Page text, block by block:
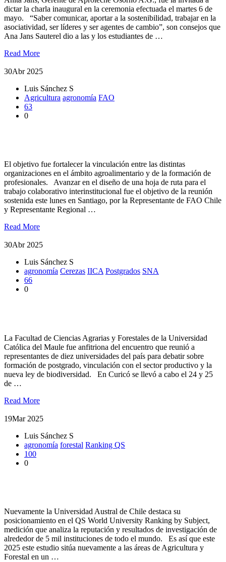
dictar la charla inaugural en la ceremonia efectuada el martes 6 de
mayo. “Saber comunicar, aportar a la sostenibilidad, trabajar en la
asociatividad, ser líderes y ser agentes de cambio”, son consejos que
Ana Jans Sauterel dio a las y los estudiantes de …
Read More
30Abr 2025
Luis Sánchez S
Agricultura agronomía FAO
63
0
El objetivo fue fortalecer la vinculación entre las distintas
organizaciones en el ámbito agroalimentario y de la formación de
profesionales. Avanzar en el diseño de una hoja de ruta para el
trabajo colaborativo interinstitucional fue el objetivo de la reunión
sostenida este lunes en Santiago, por la Representante de FAO Chile
y Representante Regional …
Read More
30Abr 2025
Luis Sánchez S
agronomía Cerezas IICA Postgrados SNA
66
0
La Facultad de Ciencias Agrarias y Forestales de la Universidad
Católica del Maule fue anfitriona del encuentro que reunió a
representantes de diez universidades del país para debatir sobre
formación de postgrado, vinculación con el sector productivo y la
nueva ley de biodiversidad. En Curicó se llevó a cabo el 24 y 25
de …
Read More
19Mar 2025
Luis Sánchez S
agronomía forestal Ranking QS
100
0
Nuevamente la Universidad Austral de Chile destaca su
posicionamiento en el QS World University Ranking by Subject,
medición que analiza la reputación y resultados de investigación de
alrededor de 5 mil instituciones de todo el mundo. Es así que este
2025 este estudio sitúa nuevamente a las áreas de Agricultura y
Forestal en un …